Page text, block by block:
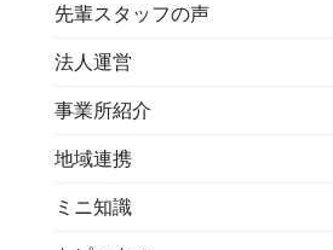
先輩スタッフの声
法人運営
事業所紹介
地域連携
ミニ知識